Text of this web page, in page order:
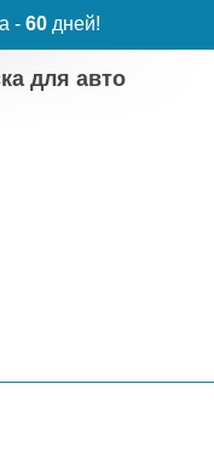
- 60 дней!
для авто